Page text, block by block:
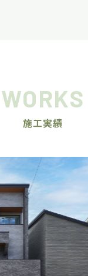
WORKS
施工実績